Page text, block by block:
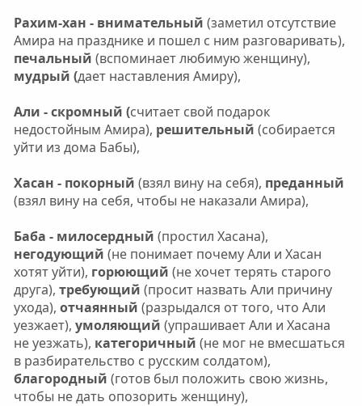
Рахим-хан - внимательный (заметил отсутствие
Амира на празднике и пошел с ним разговаривать),
печальный (вспоминает любимую женщину),
мудрый (дает наставления Амиру),
Али - скромный (считает свой подарок
недостойным Амира), решительный (собирается
уйти из дома Бабы),
Хасан - покорный (взял вину на себя), преданный
(взял вину на себя, чтобы не наказали Амира),
Баба - милосердный (простил Хасана),
негодующий (не понимает почему Али и Хасан
хотят уйти), горюющий (не хочет терять старого
друга), требующий (просит назвать Али причину
ухода), отчаянный (разрыдался от того, что Али
уезжает), умоляющий (упрашивает Али и Хасана
не уезжать), категоричный (не мог не вмесшаться
в разбирательство с русским солдатом),
благородный (готов был положить свою жизнь,
чтобы не дать опозорить женщину),